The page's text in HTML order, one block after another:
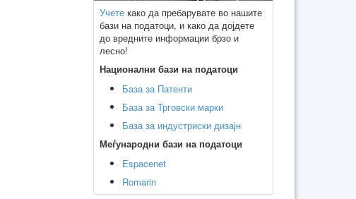
Учете како да пребарувате во нашите
бази на податоци, и како да дојдете
до вредните информации брзо и
лесно!
Национални бази на податоци
База за Патенти
База за Трговски марки
База за индустриски дизајн
Меѓународни бази на податоци
Espacenet
Romarin